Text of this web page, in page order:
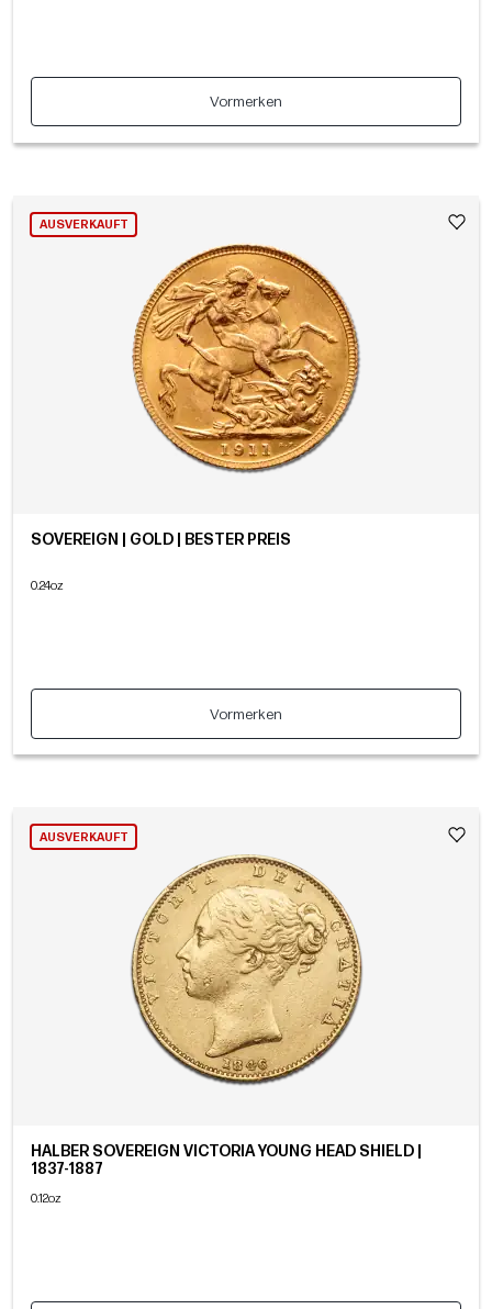
Vormerken
AUSVERKAUFT
SOVEREIGN | GOLD | BESTER PREIS
0.24oz
Vormerken
AUSVERKAUFT
HALBER SOVEREIGN VICTORIA YOUNG HEAD SHIELD |
1837-1887
0.12oz